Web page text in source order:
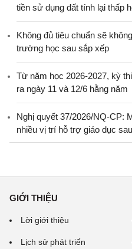
tiền sử dụng đất tính lại thấp
Không đủ tiêu chuẩn sẽ
trường học sau sắp xếp
Từ năm học 2026-2027, kỳ
ra ngày 11 và 12/6 hằng năm
Nghị quyết 37/2026/NQ-CP:
nhiều vị trí hỗ trợ giáo dục
GIỚI THIỆU
Lời giới thiệu
Lịch sử phát triển